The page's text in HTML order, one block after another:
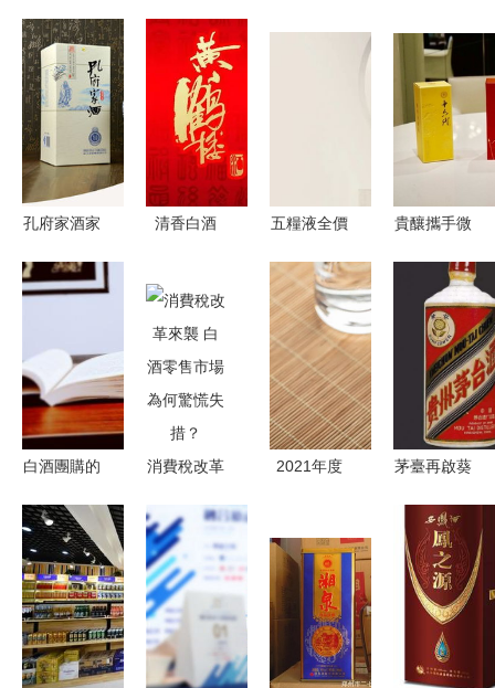
沱牌白酒
機遇、挑戰
與策略分析
辦定制酒專
賣優惠活
動，白酒零
售迎福利
場零售價格
解析
孔府家酒家
500ml 品味
化中的儒雅
濃香
清香白酒
現代風味的
完美融合
五糧液全價
析 從入門
到高端，如
何選擇適合
你的那一款
貴釀攜手微
酒社交零售
新篇章
白酒團購的
融合創新與
零售渠道的
深度變革
消費稅改革
零售市場為
何驚慌失
措？
2021年度
消費升級驅
動下，高端
與次高端品
牌引領零售
茅臺再啟葵
冊，白酒零
售市場或迎
新變局